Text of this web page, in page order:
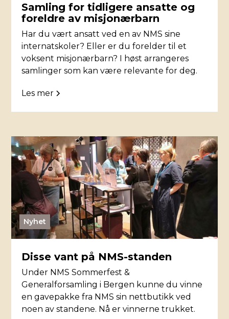
Samling for tidligere ansatte og
foreldre av misjonærbarn
Har du vært ansatt ved en av NMS sine
internatskoler? Eller er du forelder til et
voksent misjonærbarn? I høst arrangeres
samlinger som kan være relevante for deg.
Les mer
Nyhet
Disse vant på NMS-standen
Under NMS Sommerfest &
Generalforsamling i Bergen kunne du vinne
en gavepakke fra NMS sin nettbutikk ved
noen av standene. Nå er vinnerne trukket.